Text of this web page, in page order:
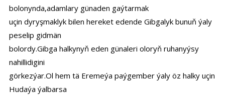
bolonynda,adamlary günaden gaýtarmak
uçin dyryşmaklyk bilen hereket edende Gibgalyk bunuň ýaly
peselip gidmän
bolordy.Gibga halkynyň eden günaleri oloryň ruhanyýsy
nahillidigini
görkezýar.Ol hem tä Eremeýa paýgember ýaly öz halky uçin
Hudaýa ýalbarsa